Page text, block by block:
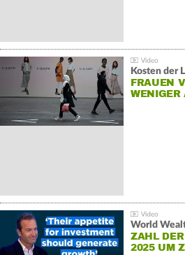
Kosten der
FRAUEN
World
ZAHL
2025 UM